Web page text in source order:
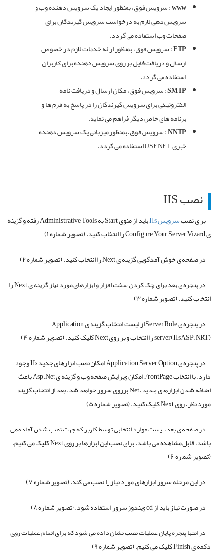
www: سرویس فوق، بمنظور ایجاد یک سرویس دهنده وب و
سرویس دهی لازم به درخواست سرویس گیرندگان برای
صفحات وب استفاده می گردد.
FTP: سرویس فوق، بمنظور ارائه خدمات لازم در خصوص
ارسال و دریافت فایل بر روی سرویس دهنده برای کاربران
استفاده می گردد.
SMTP: سرویس فوق،امکان ارسال و دریافت نامه
الکترونیکی برای سرویس گیرندگان را در پاسخ به فرم ها و
برنامه های خاص دیگر فراهم می نماید.
NNTP: سرویس فوق، بمنظور میزبانی یک سرویس دهنده
خبری USENET استفاده می گردد.
نصب IIS
برای نصبسرویس IIs
باید از منوی Start به Administrative Tools رفته و گزینه
ی Configure Your Server Vizard را انتخاب کنید. (تصویر شماره ۱)
در صفحه ی خوش آمدگویی گزینه ی Next را انتخاب کنید. (تصویر شماره ۲)
در پنجره ی بعد برای چک کردن سخت افزار و ابزارهای مورد نیاز گزینه ی Next را
انتخاب کنید. (تصویر شماره ۳)
در پنجره ی Server Role از لیست انتخاب گزینه ی Application
server(IIs,ASP.NRT) را انتخاب و بر روی Next کلیک کنید. (تصویر شماره ۴)
در پنجره ی Application Server Option امکان نصب ابزارهای جدید IIs وجود
دارد. با انتخاب FrontPage امکان ویرایش صفحه وب و گزینه ی Asp.Net باعث
اضافه شدن ابزارهای جدید .Net برروی سرور خواهد شد. بعد از انتخاب گزینه
مورد نظر، روی Next کلیک کنید. (تصویر شماره ۵)
در صفحه ی بعد، لیست موارد انتخابی توسط کاربر که جهت نصب شدن آماده می
باشد، قابل مشاهده می باشد. برای نصب این ابزارها بر روی Next کلیک می کنیم.
(تصویر شماره ۶)
در این مرحله سرور ابزارهای مورد نیاز را نصب می کند. (تصویر شماره ۷)
در صورت نیاز باید از cd ویندوز سرور استفاده شود. (تصویر شماره ۸)
در انتها پنجره پایان عملیات نصب نشان داده می شود که برای اتمام عملیات روی
دکمه ی Finish کلیک می کنیم. (تصویر شماره ۹)